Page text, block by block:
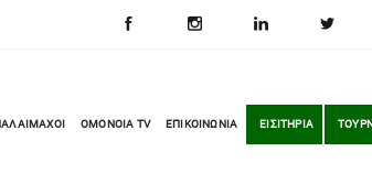
OMONOIA TV ΕΠΙΚΟΙΝΩΝΙΑ ΕΙΣΙΤΗΡΙΑ